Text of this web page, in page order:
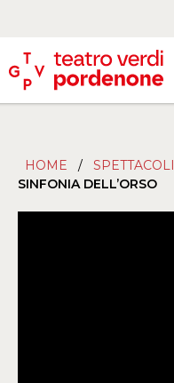
HOME / SPETTACOLI
SINFONIA DELL’ORSO